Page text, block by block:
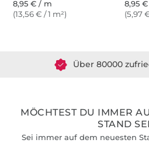
8,95 € / m
(13,56 € / 1 m²)
8,95
(5,97
MÖCHTEST DU IMMER
STAND
Sei immer auf dem neuesten